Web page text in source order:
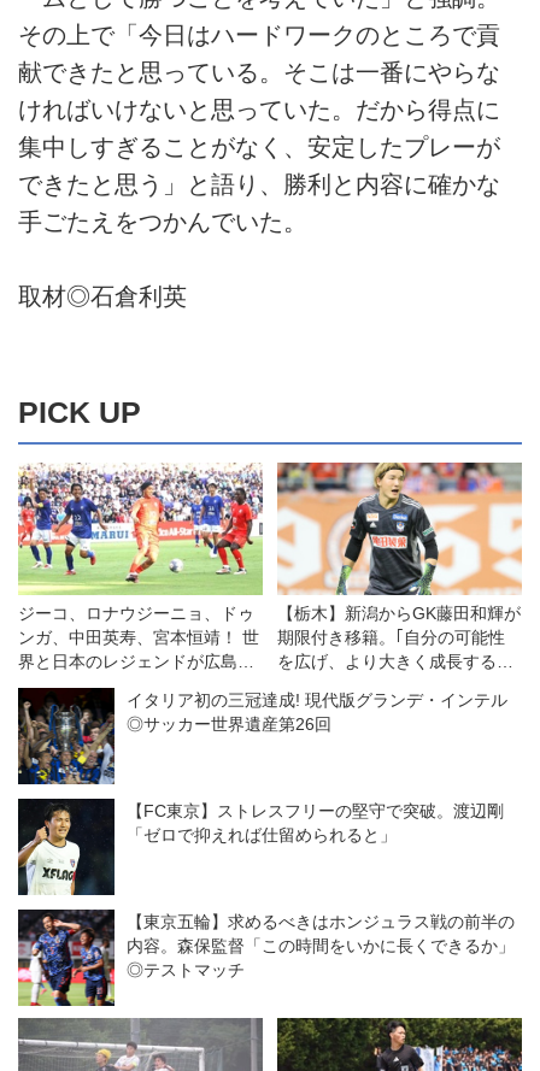
その上で「今日はハードワークのところで貢
献できたと思っている。そこは一番にやらな
ければいけないと思っていた。だから得点に
集中しすぎることがなく、安定したプレーが
できたと思う」と語り、勝利と内容に確かな
手ごたえをつかんでいた。
取材◎石倉利英
PICK UP
ジーコ、ロナウジーニョ、ドゥ
ンガ、中田英寿、宮本恒靖！ 世
界と日本のレジェンドが広島で
競演◎ジーコオールスターゲー
ム
【栃木】新潟からGK藤田和輝が
期限付き移籍。｢自分の可能性
を広げ、より大きく成長するた
イタリア初の三冠達成! 現代版グランデ・インテル
◎サッカー世界遺産第26回
【FC東京】ストレスフリーの堅守で突破。渡辺剛
「ゼロで抑えれば仕留められると」
【東京五輪】求めるべきはホンジュラス戦の前半の
内容。森保監督「この時間をいかに長くできるか」
◎テストマッチ